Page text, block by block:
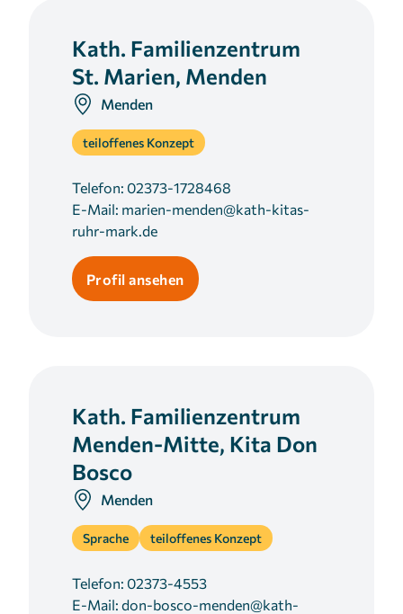
Kath. Familienzentrum
St. Marien, Menden
Menden
teiloffenes Konzept
Telefon: 02373-1728468
E-Mail: marien-menden@kath-kitas-
ruhr-mark.de
Profil ansehen
Kath. Familienzentrum
Menden-Mitte, Kita Don
Bosco
Menden
Sprache teiloffenes Konzept
Telefon: 02373-4553
E-Mail: don-bosco-menden@kath-